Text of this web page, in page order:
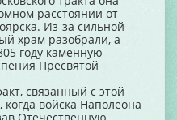
расстоянии от
Из-за сильной
храм разобрали, а
году каменную
Пресвятой
связанный с этой
войска Наполеона
Отечественную